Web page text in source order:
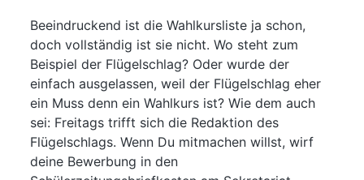
Beeindruckend ist die Wahlkursliste ja schon,
doch vollständig ist sie nicht. Wo steht zum
Beispiel der Flügelschlag? Oder wurde der
einfach ausgelassen, weil der Flügelschlag eher
ein Muss denn ein Wahlkurs ist? Wie dem auch
sei: Freitags trifft sich die Redaktion des
Flügelschlags. Wenn Du mitmachen willst, wirf
deine Bewerbung in den